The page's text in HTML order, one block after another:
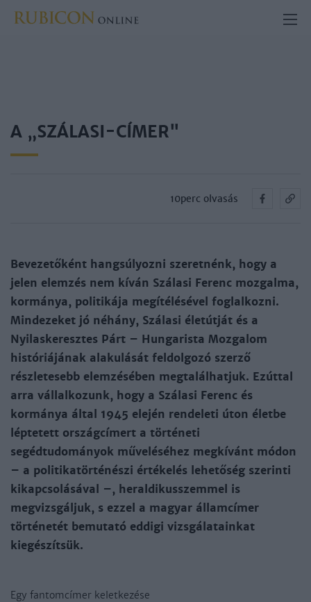
A „SZÁLASI-CÍMER"
10perc olvasás
Bevezetőként hangsúlyozni szeretnénk, hogy a
jelen elemzés nem kíván Szálasi Ferenc mozgalma,
kormánya, politikája megítélésével foglalkozni.
Mindezeket jó né­hány, Szálasi életútját és a
Nyilaskeresztes Párt – Hungarista Mozgalom
históriájának alakulását feldolgozó szerző
részletesebb elemzésében megtalálhatjuk. Ezúttal
arra vállalkozunk, hogy a Szálasi Ferenc és
kormánya által 1945 elején rendeleti úton életbe
léptetett országcímert a történeti
segédtudományok műveléséhez megkívánt módon
– a politikatörténészi értékelés lehetőség szerinti
kikapcsolásával –, heraldikusszemmel is
megvizsgáljuk, s ezzel a magyar államcímer
történetét bemutató eddigi vizsgálatainkat
kiegészítsük.
Egy fantomcímer keletkezése